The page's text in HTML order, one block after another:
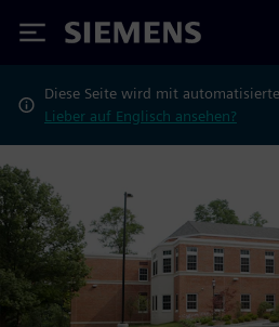
Siemens
Diese Seite wird mit
Lieber auf Englisch ansehen?